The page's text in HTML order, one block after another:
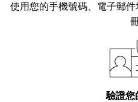
使用您的手機號碼、電子郵
驗證您